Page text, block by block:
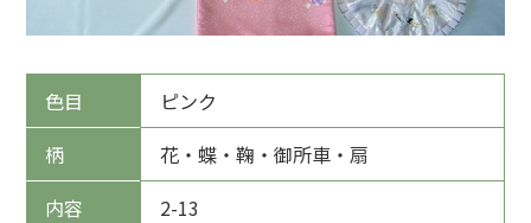
色目
ピンク
柄
花・蝶・鞠・御所車・扇
内容
2-13